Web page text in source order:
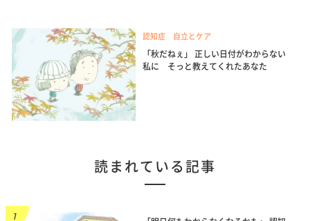
認知症 自立とケア
「秋だねぇ」 正しい日付がわからない
私に そっと教えてくれたあなた
読まれている記事